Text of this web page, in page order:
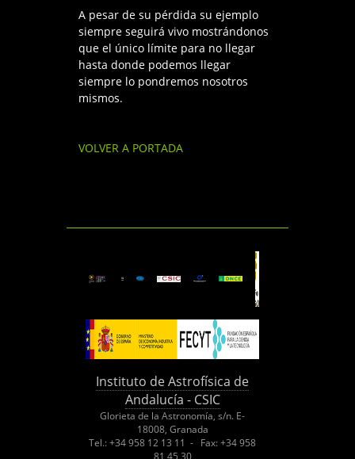
A pesar de su pérdida su ejemplo
siempre seguirá vivo mostrándonos
que el único límite para no llegar
hasta donde podemos llegar
siempre lo pondremos nosotros
mismos.
VOLVER A PORTADA
Instituto de Astrofísica de
Andalucía - CSIC
Glorieta de la Astronomía, s/n. E-
18008, Granada
Tel.: +34 958 12 13 11 - Fax: +34 958
81 45 30